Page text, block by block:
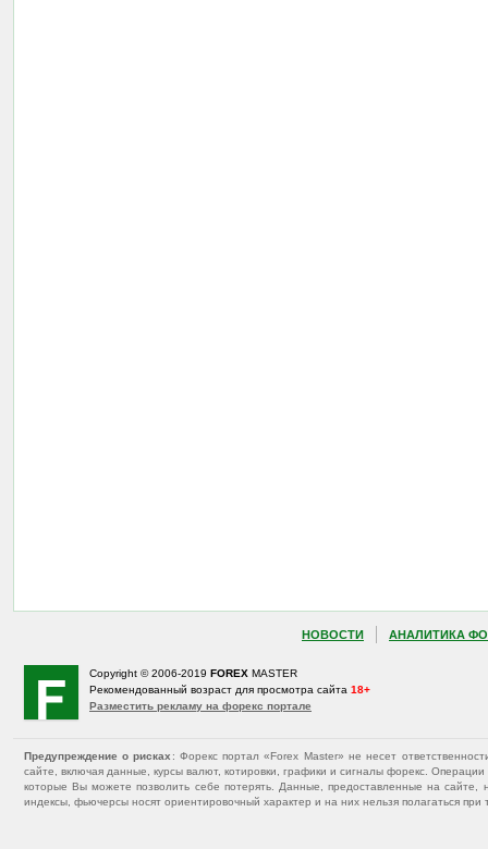
НОВОСТИ АНАЛИТИКА
Copyright © 2006-2019 FOREX MASTER
Рекомендованный возраст для просмотра сайта 18+
Разместить рекламу на форекс портале
Предупреждение о рисках : Форекс портал «Forex Master» не несет
сайте, включая данные, курсы валют, котировки, графики и сигналы форекс.
которые Вы можете позволить себе потерять. Данные, предоставленные на
индексы, фьючерсы носят ориентировочный характер и на них нельзя полагаться при